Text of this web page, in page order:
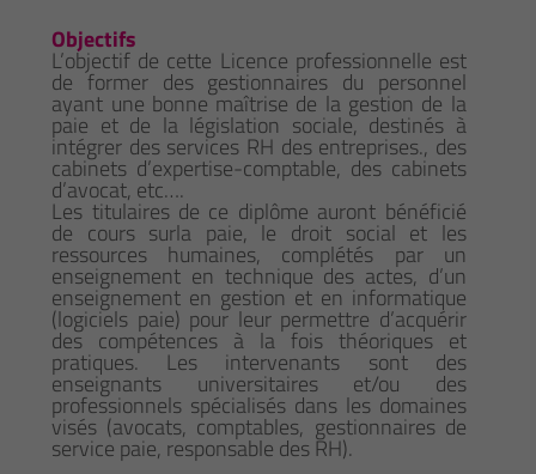
Objectifs
L’objectif de cette Licence professionnelle est
de former des gestionnaires du personnel
ayant une bonne maîtrise de la gestion de la
paie et de la législation sociale, destinés à
intégrer des services RH des entreprises., des
cabinets d’expertise-comptable, des cabinets
d’avocat, etc….
Les titulaires de ce diplôme auront bénéficié
de cours surla paie, le droit social et les
ressources humaines, complétés par un
enseignement en technique des actes, d’un
enseignement en gestion et en informatique
(logiciels paie) pour leur permettre d’acquérir
des compétences à la fois théoriques et
pratiques. Les intervenants sont des
enseignants universitaires et/ou des
professionnels spécialisés dans les domaines
visés (avocats, comptables, gestionnaires de
service paie, responsable des RH).